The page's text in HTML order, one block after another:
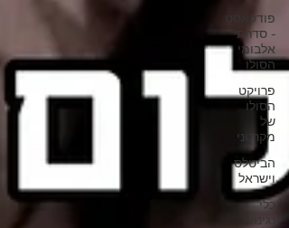
פודקאסט
- סדרת
אלבומי
הסולו
פרויקט
הסולו
של
מקרטני
הביטלס
וישראל
כלי
נגינה